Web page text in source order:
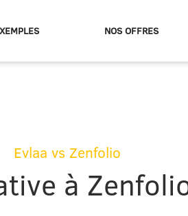
Evlaa vs Zenfolio
à
NOS OFFRES